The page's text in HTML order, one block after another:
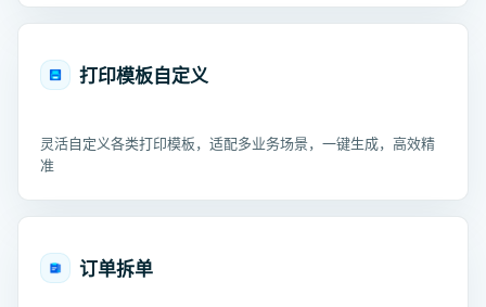
打印模板自定义
灵活自定义各类打印模板，适配多业务场景，一键生成，高效精
准
订单拆单